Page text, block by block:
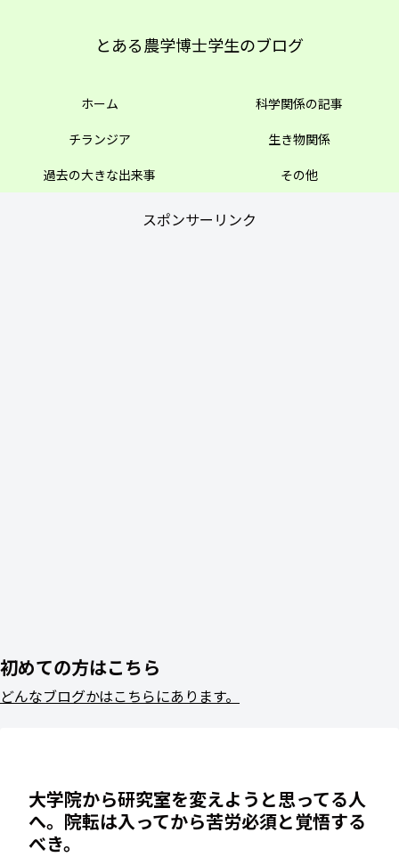
とある農学博士学生のブログ
ホーム
科学関係の記事
チランジア
生き物関係
過去の大きな出来事
その他
スポンサーリンク
初めての方はこちら
どんなブログかはこちらにあります。
大学院から研究室を変えようと思ってる人
へ。院転は入ってから苦労必須と覚悟する
べき。